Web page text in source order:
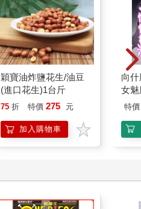
穎寶油炸鹽花生/油豆
(進口花生)1台斤
75 折 特價 275 元
加入購物車
向
女
特價